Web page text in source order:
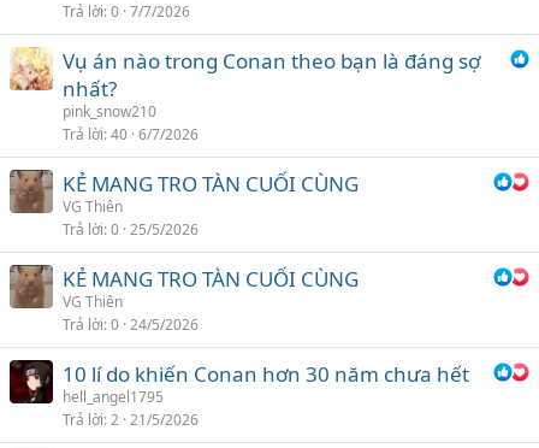
Trả lời 0 7/7/2026
Vụ án nào trong Conan theo bạn là đáng sợ
nhất?
pink_snow210
Trả lời 40 6/7/2026
KẺ MANG TRO TÀN CUỐI CÙNG
VG Thiên
Trả lời 0 25/5/2026
KẺ MANG TRO TÀN CUỐI CÙNG
VG Thiên
Trả lời 0 24/5/2026
10 lí do khiến Conan hơn 30 năm chưa hết
hell_angel1795
Trả lời 2 21/5/2026